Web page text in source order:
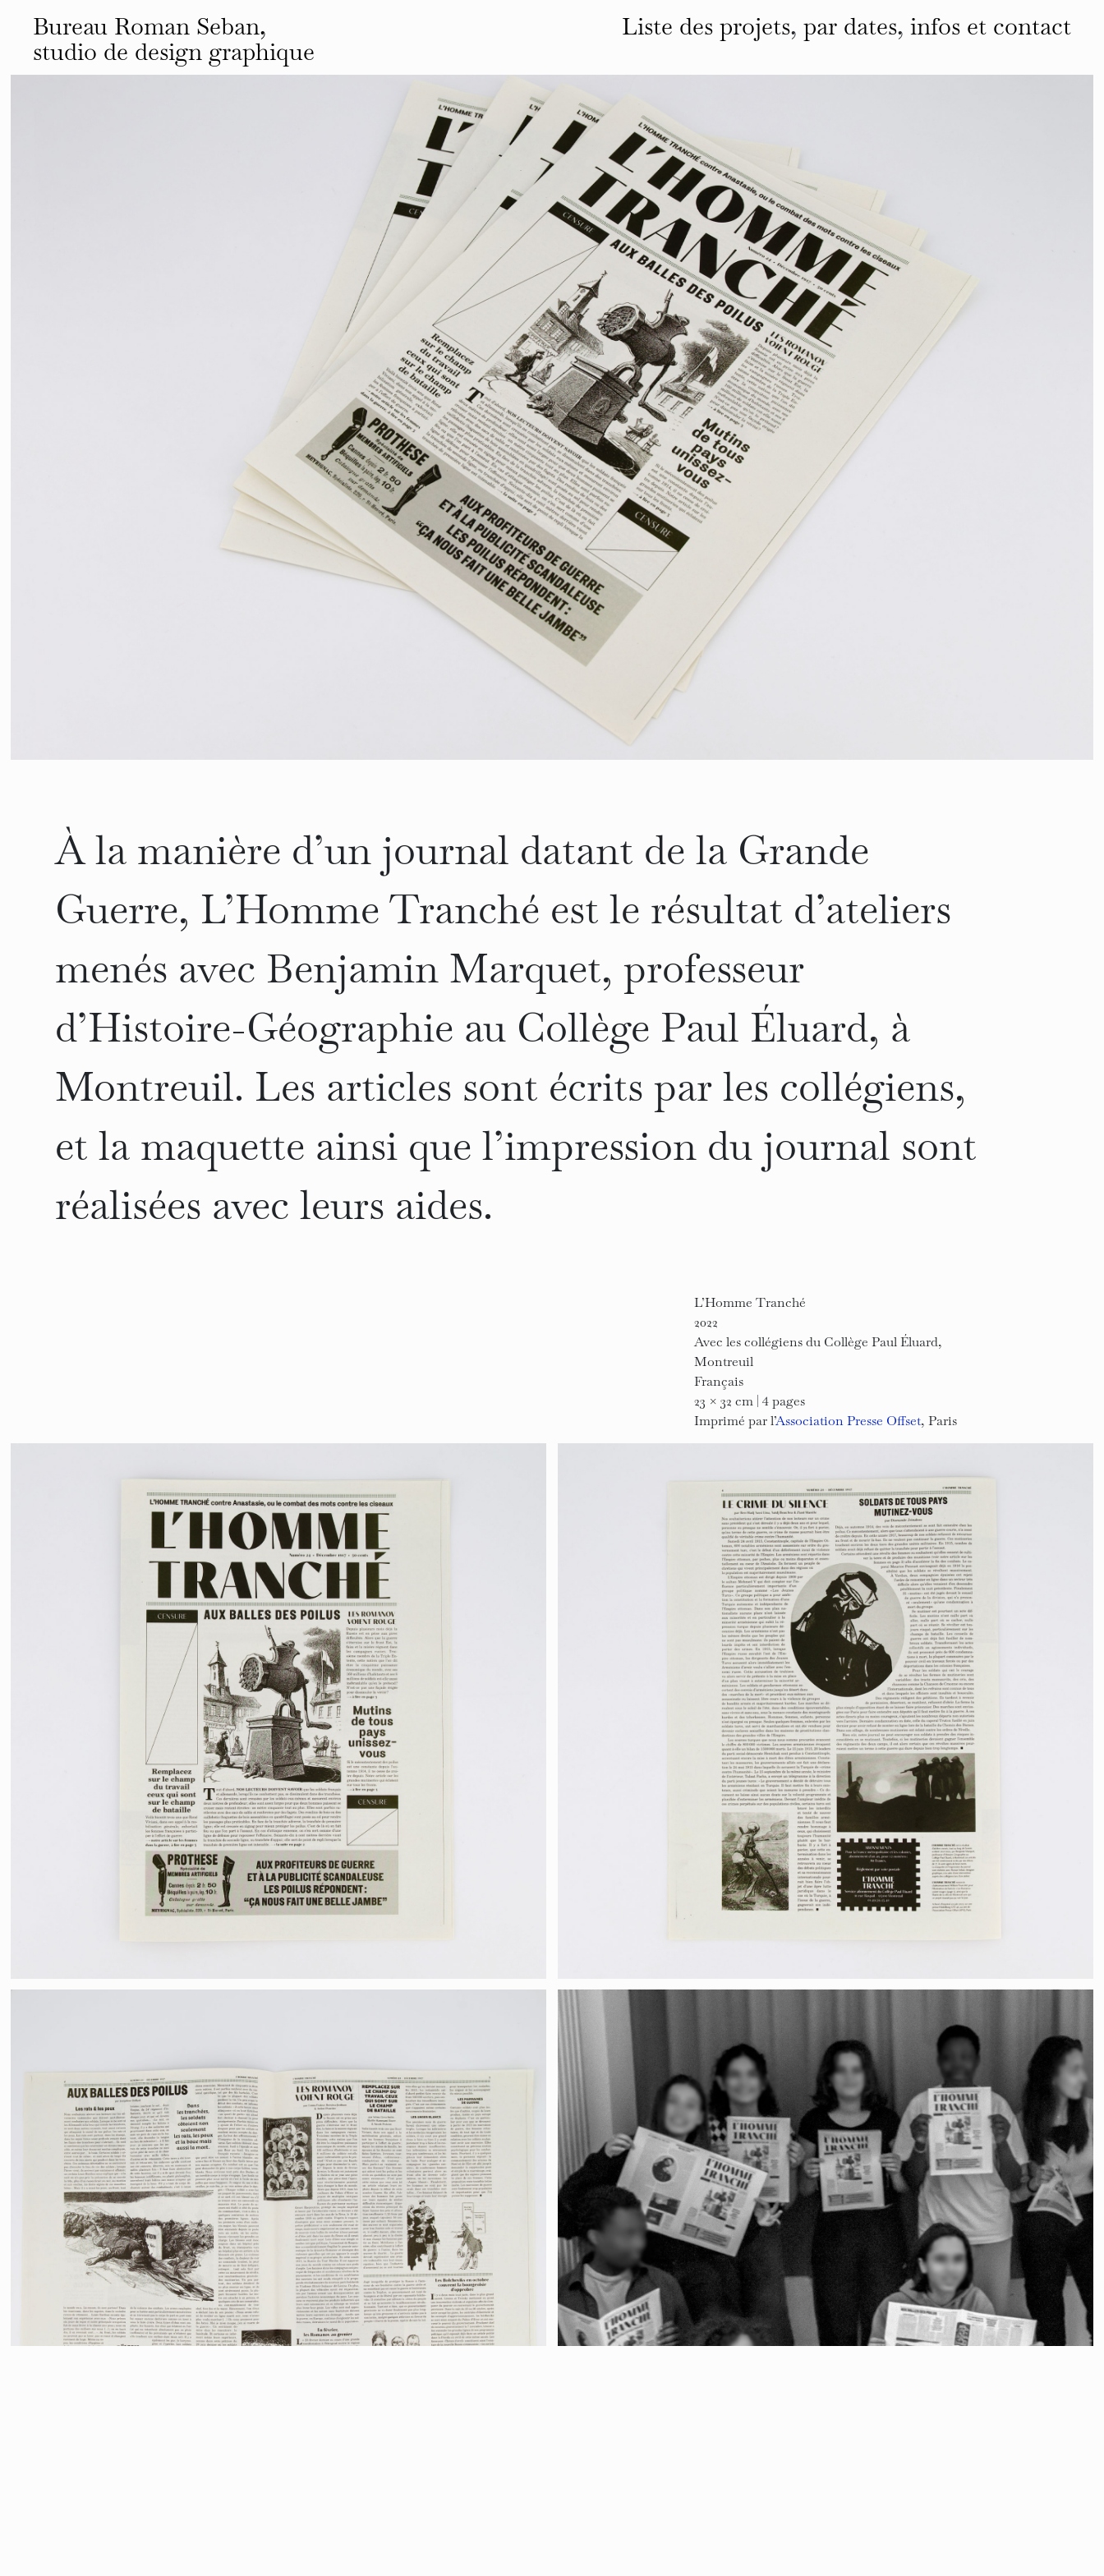
Bureau Roman Seban,
studio de design graphique
Liste des projets, par dates, infos et contact
tous les projets
éditions
identités
affiches
typographies
espace
infos et contact
À la manière d’un journal datant de la Grande
Guerre, L’Homme Tranché est le résultat d’ateliers
menés avec Benjamin Marquet, professeur
d’Histoire-Géographie au Collège Paul Éluard, à
Montreuil. Les articles sont écrits par les collégiens,
et la maquette ainsi que l’impression du journal sont
réalisées avec leurs aides.
L’Homme Tranché
2022
Avec les collégiens du Collège Paul Éluard,
Montreuil
Français
23 × 32 cm | 4 pages
Imprimé par l’Association Presse Offset, Paris